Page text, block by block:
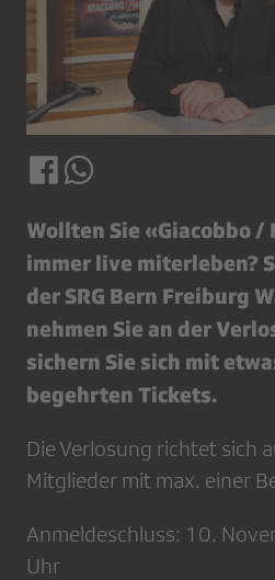
Wollten Sie «Giacobbo /
immer live miterleben?
der SRG Bern Freiburg
nehmen Sie an der
sichern Sie sich mit
begehrten Tickets.
Die Verlosung richtet sich
Mitglieder mit max. einer
Anmeldeschluss: 10.
Uhr